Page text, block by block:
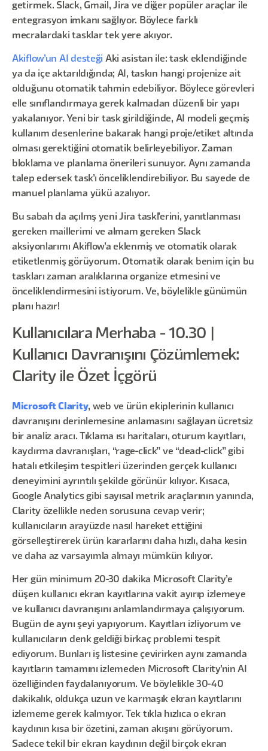
getirmek. Slack, Gmail, Jira ve diğer popüler araçlar ile
entegrasyon imkanı sağlıyor. Böylece farklı
mecralardaki tasklar tek yere akıyor.
Akiflow’un AI desteği Aki asistan ile: task eklendiğinde
ya da içe aktarıldığında; AI, taskın hangi projenize ait
olduğunu otomatik tahmin edebiliyor. Böylece görevleri
elle sınıflandırmaya gerek kalmadan düzenli bir yapı
yakalanıyor. Yeni bir task girildiğinde, AI modeli geçmiş
kullanım desenlerine bakarak hangi proje/etiket altında
olması gerektiğini otomatik belirleyebiliyor. Zaman
bloklama ve planlama önerileri sunuyor. Aynı zamanda
talep edersek task’ı önceliklendirebiliyor. Bu sayede de
manuel planlama yükü azalıyor.
Bu sabah da açılmş yeni Jira taskl'erini, yanıtlanması
gereken maillerimi ve almam gereken Slack
aksiyonlarımı Akiflow’a eklenmiş ve otomatik olarak
etiketlenmiş görüyorum. Otomatik olarak benim için bu
taskları zaman aralıklarına organize etmesini ve
önceliklendirmesini istiyorum. Ve, böylelikle günümün
planı hazır!
Kullanıcılara Merhaba - 10.30 |
Kullanıcı Davranışını Çözümlemek:
Clarity ile Özet İçgörü
Microsoft Clarity, web ve ürün ekiplerinin kullanıcı
davranışını derinlemesine anlamasını sağlayan ücretsiz
bir analiz aracı. Tıklama ısı haritaları, oturum kayıtları,
kaydırma davranışları, “rage-click” ve “dead-click” gibi
hatalı etkileşim tespitleri üzerinden gerçek kullanıcı
deneyimini ayrıntılı şekilde görünür kılıyor. Kısaca,
Google Analytics gibi sayısal metrik araçlarının yanında,
Clarity özellikle neden sorusuna cevap verir;
kullanıcıların arayüzde nasıl hareket ettiğini
görselleştirerek ürün kararlarını daha hızlı, daha kesin
ve daha az varsayımla almayı mümkün kılıyor.
Her gün minimum 20-30 dakika Microsoft Clarity’e
düşen kullanıcı ekran kayıtlarına vakit ayırıp izlemeye
ve kullanıcı davranışını anlamlandırmaya çalışıyorum.
Bugün de aynı şeyi yapıyorum. Kayıtları izliyorum ve
kullanıcıların denk geldiği birkaç problemi tespit
ediyorum. Bunları iş listesine çevirirken aynı zamanda
kayıtların tamamını izlemeden Microsoft Clarity’nin AI
özelliğinden faydalanıyorum. Ve böylelikle 30-40
dakikalık, oldukça uzun ve karmaşık ekran kayıtlarını
izlememe gerek kalmıyor. Tek tıkla hızlıca o ekran
kaydının kısa bir özetini, zaman akışını görüyorum.
Sadece tekil bir ekran kaydının değil birçok ekran